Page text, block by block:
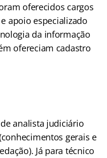
oferecidos cargos
apoio especializado
da informação
ofereciam cadastro
analista judiciário
gerais e
Já para técnico